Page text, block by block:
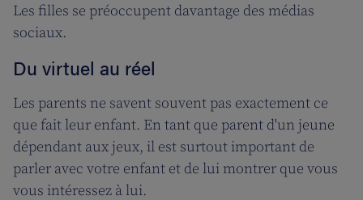
Les filles se préoccupent davantage des médias
sociaux.
Du virtuel au réel
Les parents ne savent souvent pas exactement ce
que fait leur enfant. En tant que parent d'un jeune
dépendant aux jeux, il est surtout important de
parler avec votre enfant et de lui montrer que vous
vous intéressez à lui.